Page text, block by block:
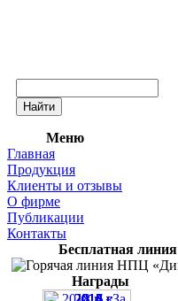
Меню
Главная
Продукция
Клиенты и отзывы
О фирме
Публикации
Контакты
Бесплатная линия
Награды